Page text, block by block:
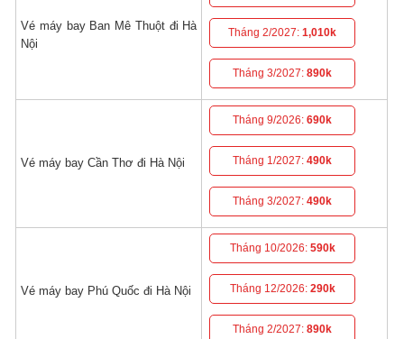
Vé máy bay Ban Mê Thuột đi Hà
Nội
Tháng 2/2027:1,010k
Tháng 3/2027:890k
Vé máy bay Cần Thơ đi Hà Nội
Tháng 9/2026:690k
Tháng 1/2027:490k
Tháng 3/2027:490k
Vé máy bay Phú Quốc đi Hà Nội
Tháng 10/2026: 590k
Tháng 12/2026: 290k
Tháng 2/2027:890k